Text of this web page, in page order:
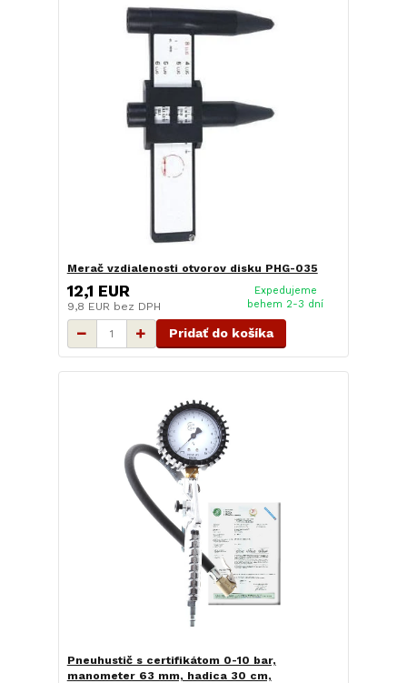
Merač vzdialenosti otvorov disku PHG-035
12,1 EUR
9,8 EUR bez DPH
Expedujeme
behem 2-3 dní
Pridať do košíka
Pneuhustič s certifikátom 0-10 bar,
manometer 63 mm, hadica 30 cm,